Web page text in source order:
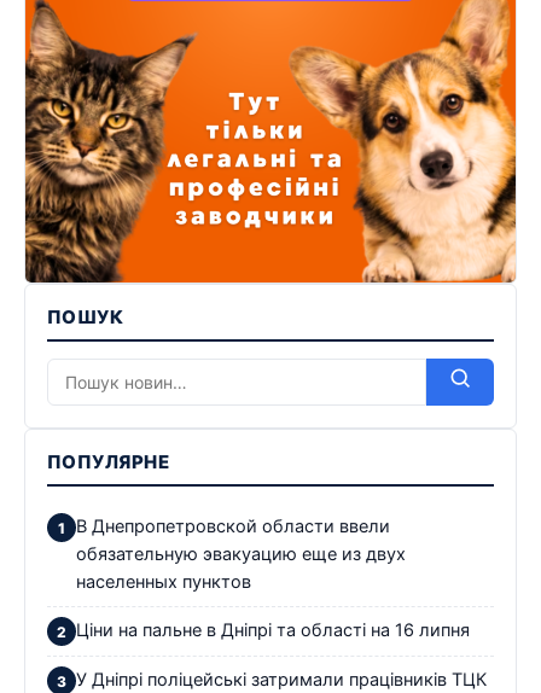
ПОШУК
ПОПУЛЯРНЕ
В Днепропетровской области ввели
обязательную эвакуацию еще из двух
населенных пунктов
Ціни на пальне в Дніпрі та області на 16 липня
У Дніпрі поліцейські затримали працівників ТЦК